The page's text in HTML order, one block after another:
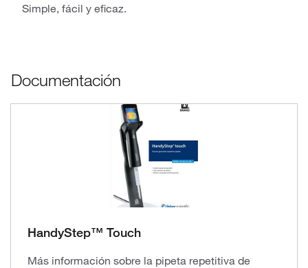
Simple, fácil y eficaz.
Documentación
HandyStep™ Touch
Más información sobre la pipeta repetitiva de